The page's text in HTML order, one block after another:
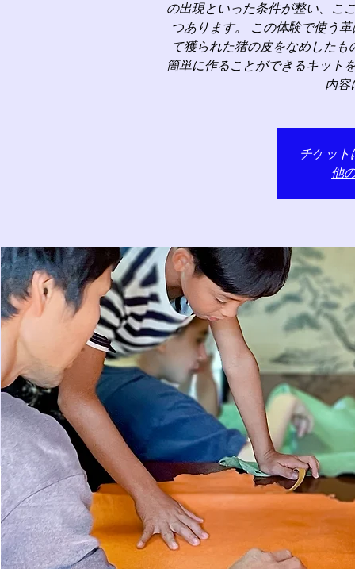
の出現といった条件が整い、こ
つあります。 この体験で使う
て獲られた猪の皮をなめした
簡単に作ることができるキット
内容
チケット
他